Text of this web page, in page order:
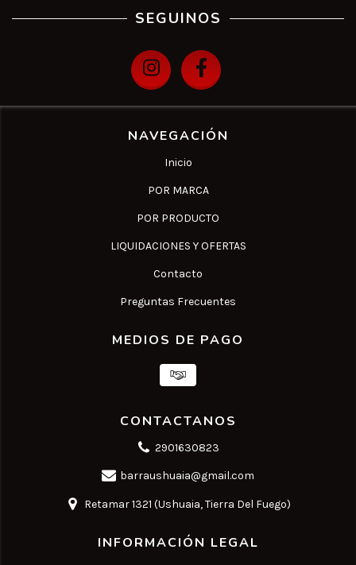
SEGUINOS
NAVEGACIÓN
Inicio
POR MARCA
POR PRODUCTO
LIQUIDACIONES Y OFERTAS
Contacto
Preguntas Frecuentes
MEDIOS DE PAGO
CONTACTANOS
2901630823
barraushuaia@gmail.com
Retamar 1321 (Ushuaia, Tierra Del Fuego)
INFORMACIÓN LEGAL